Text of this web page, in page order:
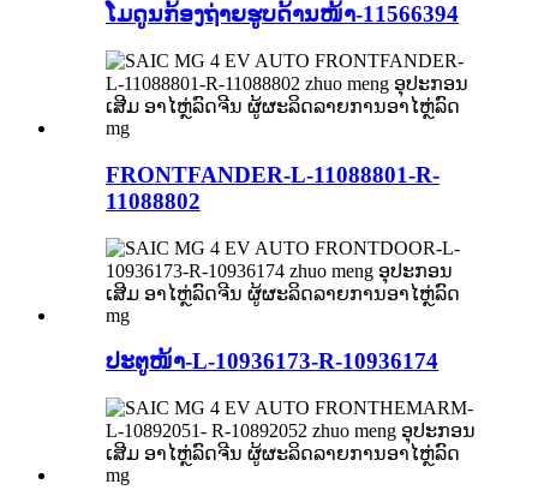
ໂມດູນກ້ອງຖ່າຍຮູບດ້ານໜ້າ-11566394
FRONTFANDER-L-11088801-R-
11088802
ປະຕູໜ້າ-L-10936173-R-10936174